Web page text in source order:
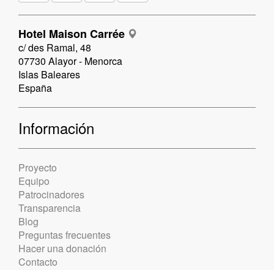
Hotel Maison Carrée
c/ des Ramal, 48
07730 Alayor - Menorca
Islas Baleares
España
Información
Proyecto
Equipo
Patrocinadores
Transparencia
Blog
Preguntas frecuentes
Hacer una donación
Contacto